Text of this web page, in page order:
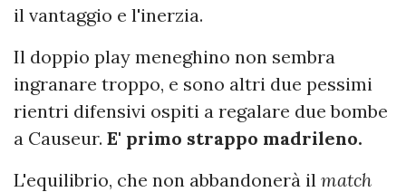
il vantaggio e l'inerzia.
Il doppio play meneghino non sembra
ingranare troppo, e sono altri due pessimi
rientri difensivi ospiti a regalare due bombe
a Causeur. E' primo strappo madrileno.
L'equilibrio, che non abbandonerà il match